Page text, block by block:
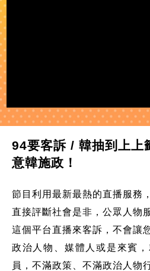
94要客訴 / 韓抽到上上
意韓施政！
節目利用最新最熱的直播服務
直接評斷社會是非，公眾人物
這個平台直播來客訴，不會讓
政治人物、媒體人或是來賓
員，不滿政策、不滿政治人物